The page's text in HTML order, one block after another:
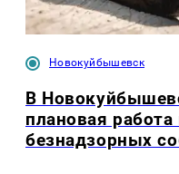
Новокуйбышевск
В
плановая
безнадзорных